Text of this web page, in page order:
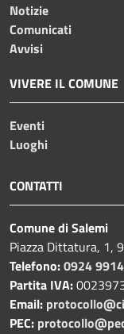
Notizie
Comunicati
Avvisi
VIVERE IL COMUNE
Eventi
Luoghi
CONTATTI
Comune di Salemi
Piazza Dittatura, 1,
Telefono:0924
Partita IVA:
Email:
PEC: